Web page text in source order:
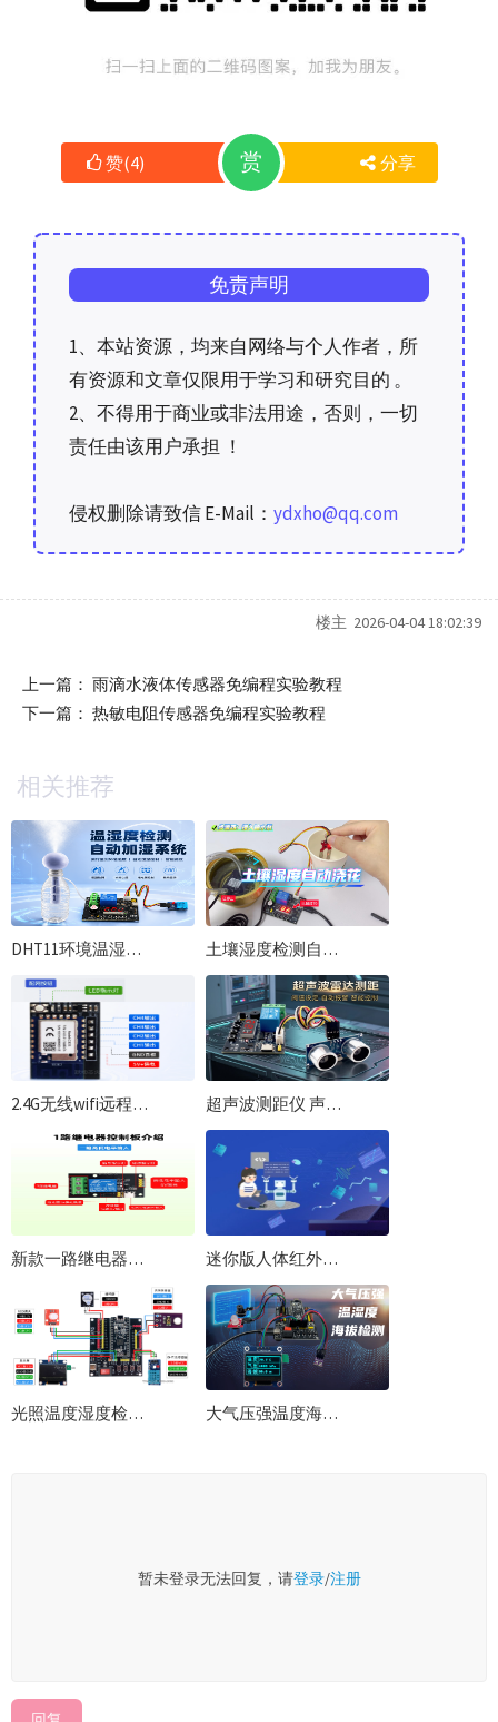
赞(4) 赏 分享
免责声明
1、本站资源，均来自网络与个人作者，所
有资源和文章仅限用于学习和研究目的 。
2、不得用于商业或非法用途，否则，一切
责任由该用户承担 ！
侵权删除请致信 E-Mail： ydxho@qq.com
楼主 2026-04-04 18:02:39
上一篇： 雨滴水液体传感器免编程实验教程
下一篇： 热敏电阻传感器免编程实验教程
相关推荐
DHT11环境温湿度检测实验上下限设置自动控制 加湿喷雾使用资料 土壤湿度检测自动浇花实验上下限设置校准 自动抽水灌溉学习教程
2.4G无线wifi远程控制模块配网教程物联网继电器控制一体wifi远程模块 超声波测距仪 声波雷达测距报警 上下限设置自动控制 扩展板使用资料
新款一路继电器控制板 高低电平触发 板载K跳帽供电 迷你版人体红外传感器免编程实验教程
光照温度湿度检测显示阈值控制Pico-RP2040使用Python编程实战开发教程 大气压强温度海拔检测显示阈值控制Pico-RP2040使用Python编程实战开发教程
暂未登录无法回复，请登录/注册